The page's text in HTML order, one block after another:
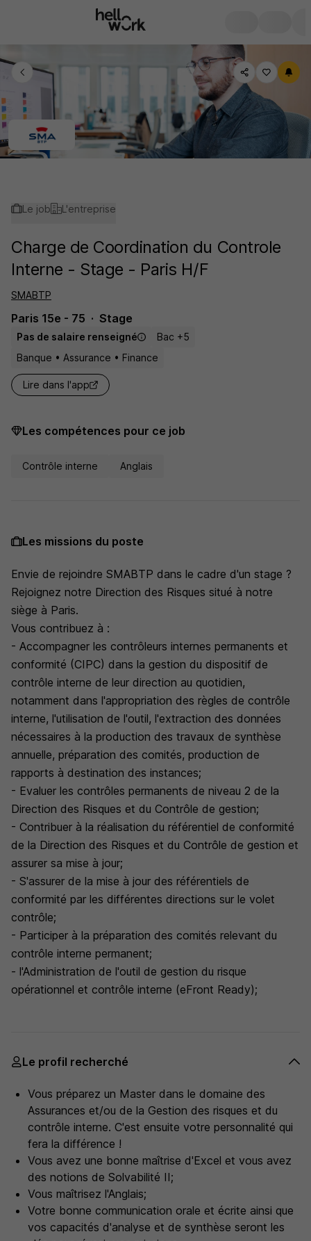
Le job L'entreprise
Charge de Coordination du Controle
Interne - Stage - Paris H/F
SMABTP
Paris 15e - 75 Stage
Pas de salaire renseigné
Bac +5
Banque • Assurance • Finance
Lire dans l'app
Les compétences pour ce job
Contrôle interne Anglais
Les missions du poste
Envie de rejoindre SMABTP dans le cadre d'un stage ?
Rejoignez notre Direction des Risques situé à notre
siège à Paris.
Vous contribuez à :
- Accompagner les contrôleurs internes permanents et
conformité (CIPC) dans la gestion du dispositif de
contrôle interne de leur direction au quotidien,
notamment dans l'appropriation des règles de contrôle
interne, l'utilisation de l'outil, l'extraction des données
nécessaires à la production des travaux de synthèse
annuelle, préparation des comités, production de
rapports à destination des instances;
- Evaluer les contrôles permanents de niveau 2 de la
Direction des Risques et du Contrôle de gestion;
- Contribuer à la réalisation du référentiel de conformité
de la Direction des Risques et du Contrôle de gestion et
assurer sa mise à jour;
- S'assurer de la mise à jour des référentiels de
conformité par les différentes directions sur le volet
contrôle;
- Participer à la préparation des comités relevant du
contrôle interne permanent;
- l'Administration de l'outil de gestion du risque
opérationnel et contrôle interne (eFront Ready);
Le profil recherché
Vous préparez un Master dans le domaine des
Assurances et/ou de la Gestion des risques et du
contrôle interne. C'est ensuite votre personnalité qui
fera la différence !
Vous avez une bonne maîtrise d'Excel et vous avez
des notions de Solvabilité II;
Vous maîtrisez l'Anglais;
Votre bonne communication orale et écrite ainsi que
vos capacités d'analyse et de synthèse seront les